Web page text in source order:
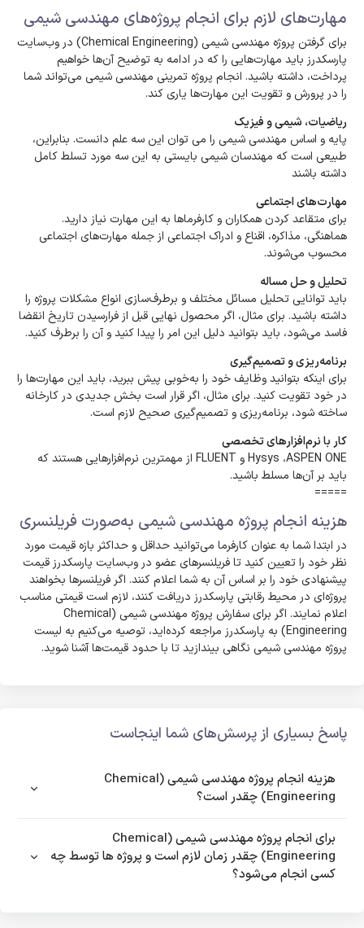
مهارت‌های لازم برای انجام پروژه‌های مهندسی شیمی
برای گرفتن پروژه مهندسی شیمی (Chemical Engineering) در وب‌سایت
پارسکدرز باید مهارت‌هایی را که در ادامه به توضیح آن‌ها خواهیم
پرداخت، داشته باشید. انجام پروژه تمرینی مهندسی شیمی می‌تواند شما
را در پرورش و تقویت این مهارت‌ها یاری کند.
ریاضیات، شیمی و فیزیک
پایه و اساس مهندسی شیمی را می توان این سه علم دانست. بنابراین،
طبیعی است که مهندسان شیمی بایستی به این سه مورد تسلط کامل
داشته باشند
مهارت‌های اجتماعی
برای متقاعد کردن همکاران و کارفرماها به این مهارت نیاز دارید.
هماهنگی، مذاکره، اقناع و ادراک اجتماعی از جمله مهارت‌های اجتماعی
محسوب می‌شوند.
تحلیل و حل مساله
باید توانایی تحلیل مسائل مختلف و برطرف‌سازی انواع مشکلات پروژه را
داشته باشید. برای مثال، اگر محصول نهایی قبل از فرارسیدن تاریخ انقضا
فاسد می‌شود، باید بتوانید دلیل این امر را پیدا کنید و آن را برطرف کنید.
برنامه‌ریزی و تصمیم‌گیری
برای اینکه بتوانید وظایف خود را به‌خوبی پیش ببرید، باید این مهارت‌ها را
در خود تقویت کنید. برای مثال، اگر قرار است بخش جدیدی در کارخانه
ساخته شود، برنامه‌ریزی و تصمیم‌گیری صحیح لازم است.
کار با نرم‌افزارهای تخصصی
Hysys ،ASPEN ONE و FLUENT از مهمترین نرم‌افزارهایی هستند که
باید بر آن‌ها مسلط باشید.
=====
هزینه انجام پروژه مهندسی شیمی به‌صورت فریلنسری
در ابتدا شما به عنوان کارفرما می‌توانید حداقل و حداکثر بازه قیمت مورد
نظر خود را تعیین کنید تا فریلنسرهای عضو در وب‌سایت پارسکدرز قیمت
پیشنهادی خود را بر اساس آن به شما اعلام کنند. اگر فریلنسرها بخواهند
پروژه‌ای در محیط رقابتی پارسکدرز دریافت کنند، لازم است قیمتی مناسب
اعلام نمایند. اگر برای سفارش پروژه مهندسی شیمی (Chemical
Engineering) به پارسکدرز مراجعه کرده‌اید، توصیه می‌کنیم به لیست
پروژه مهندسی شیمی نگاهی بیندازید تا با حدود قیمت‌ها آشنا شوید.
پاسخ بسیاری از پرسش‌های شما اینجاست
هزینه انجام پروژه مهندسی شیمی (Chemical
Engineering) چقدر است؟
برای انجام پروژه مهندسی شیمی (Chemical
Engineering) چقدر زمان لازم است و پروژه ها توسط چه
کسی انجام می‌شود؟